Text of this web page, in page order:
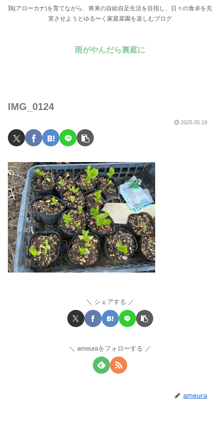
鶏(アローカナ)を育てながら、将来の自給自足生活を目指し、日々の食卓を充
実させようとゆる〜く家庭菜園を楽しむブログ
雨がやんだら裏庭に
IMG_0124
2025.05.18
シェアする
ameuraをフォローする
ameura